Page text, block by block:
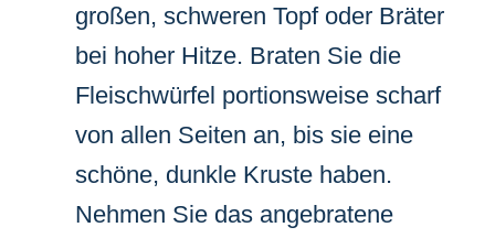
großen, schweren Topf oder Bräter
bei hoher Hitze. Braten Sie die
Fleischwürfel portionsweise scharf
von allen Seiten an, bis sie eine
schöne, dunkle Kruste haben.
Nehmen Sie das angebratene